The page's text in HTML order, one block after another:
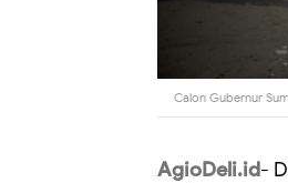
Calon Gubernur
AgioDeli.id-